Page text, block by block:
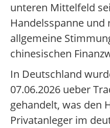
unteren Mittelfeld
Handelsspanne und
allgemeine
chinesischen
In Deutschland
07.06.2026 ueber
gehandelt, was den
Privatanleger im